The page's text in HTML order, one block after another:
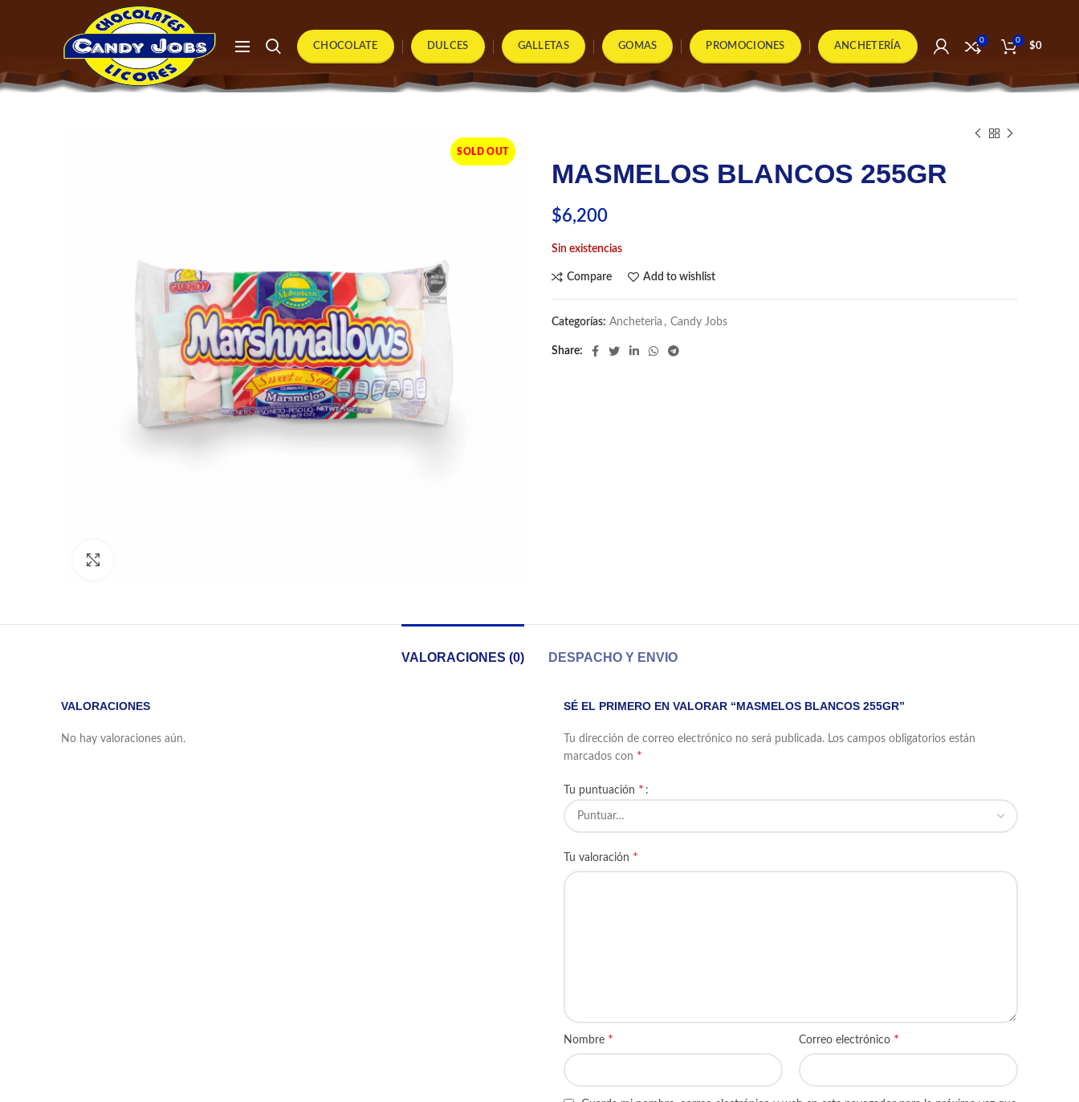
CHOCOLATE DULCES GALLETAS GOMAS PROMOCIONES ANCHETERÍA
0 0
$0
SOLD OUT
MASMELOS BLANCOS 255GR
$6,200
Sin existencias
Compare Add to wishlist
Categorías: Ancheteria , Candy Jobs
Share
VALORACIONES (0) DESPACHO Y ENVIO
VALORACIONES
No hay valoraciones aún.
SÉ EL PRIMERO EN VALORAR “MASMELOS BLANCOS 255GR”
Tu dirección de correo electrónico no será publicada. Los campos obligatorios están
marcados con *
Tu puntuación *
Tu valoración *
Nombre * Correo electrónico *